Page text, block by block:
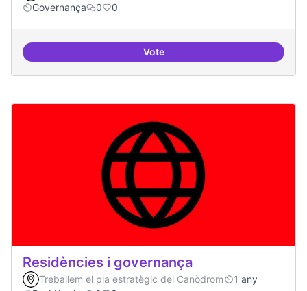
Governança
0 0
VoteRevisió interna del Model de
Residències i governança
Treballem el pla estratègic del Canòdrom
1 any